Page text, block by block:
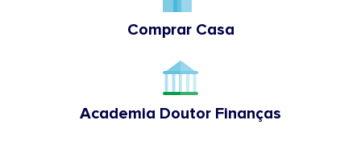
Comprar Casa
Academia Doutor Finanças